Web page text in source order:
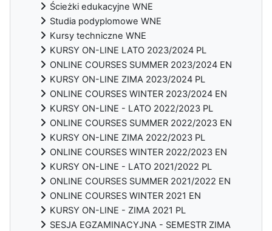
Ścieżki edukacyjne WNE
Studia podyplomowe WNE
Kursy techniczne WNE
KURSY ON-LINE LATO 2023/2024 PL
ONLINE COURSES SUMMER 2023/2024 EN
KURSY ON-LINE ZIMA 2023/2024 PL
ONLINE COURSES WINTER 2023/2024 EN
KURSY ON-LINE - LATO 2022/2023 PL
ONLINE COURSES SUMMER 2022/2023 EN
KURSY ON-LINE ZIMA 2022/2023 PL
ONLINE COURSES WINTER 2022/2023 EN
KURSY ON-LINE - LATO 2021/2022 PL
ONLINE COURSES SUMMER 2021/2022 EN
ONLINE COURSES WINTER 2021 EN
KURSY ON-LINE - ZIMA 2021 PL
SESJA EGZAMINACYJNA - SEMESTR ZIMA